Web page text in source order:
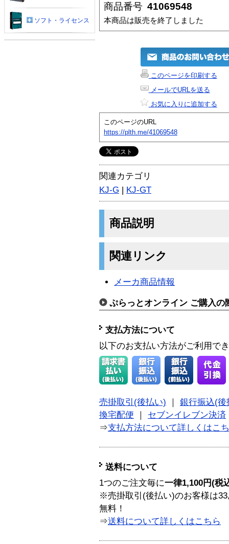
商品番号 41069548
本商品は販売を終了しました
このページを印刷する
メールでURLを送る
お気に入りに追加する
このページのURL
https://plth.me/41069548
関連カテゴリ
KJ-G | KJ-GT
商品説明
関連リンク
メーカ商品情報
ぷらっとオンライン ご購入の
支払方法について
以下のお支払い方法がご利用で
売掛取引(後払い)
銀行振込(後
換宅配便
セブンイレブン決済
⇒支払方法について詳しくはこ
送料について
1つのご注文毎に一律1,100円(税
※売掛取引(後払い)のお客様は
無料！
⇒送料について詳しくはこちら
ソフト・ライセンス